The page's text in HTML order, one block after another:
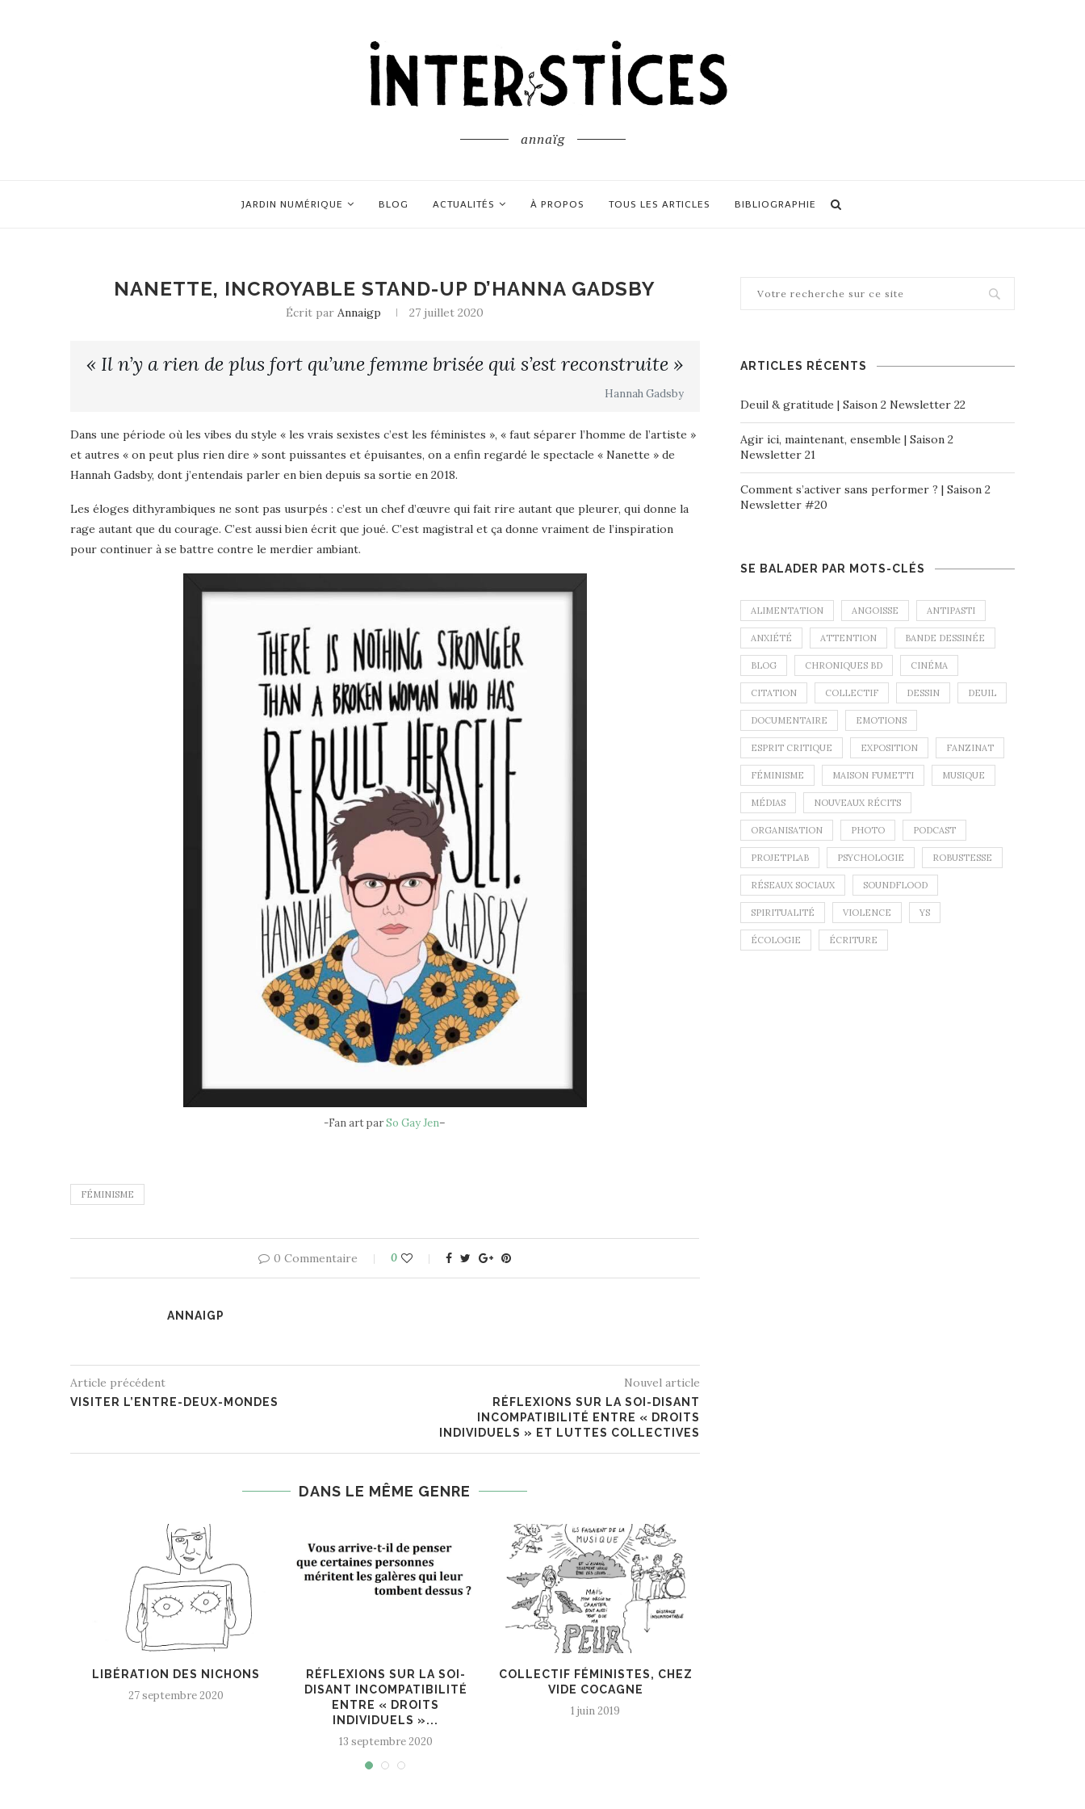
annaïg
JARDIN NUMÉRIQUE BLOG ACTUALITÉS À PROPOS TOUS LES ARTICLES BIBLIOGRAPHIE
NANETTE, INCROYABLE STAND-UP D’HANNA GADSBY
Écrit parAnnaigp 27 juillet 2020
« Il n’y a rien de plus fort qu’une femme brisée qui s’est reconstruite »
Hannah Gadsby
Dans une période où les vibes du style « les vrais sexistes c’est les féministes », « faut séparer l’homme de l’artiste »
et autres « on peut plus rien dire » sont puissantes et épuisantes, on a enfin regardé le spectacle « Nanette » de
Hannah Gadsby, dont j’entendais parler en bien depuis sa sortie en 2018.
Les éloges dithyrambiques ne sont pas usurpés : c’est un chef d’œuvre qui fait rire autant que pleurer, qui donne la
rage autant que du courage. C’est aussi bien écrit que joué. C’est magistral et ça donne vraiment de l’inspiration
pour continuer à se battre contre le merdier ambiant.
-Fan art parSo Gay Jen–
FÉMINISME
0 Commentaire 0
ANNAIGP
Article précédent
VISITER L’ENTRE-DEUX-MONDES
Nouvel article
RÉFLEXIONS SUR LA SOI-DISANT
INCOMPATIBILITÉ ENTRE « DROITS
INDIVIDUELS » ET LUTTES COLLECTIVES
DANS LE MÊME GENRE
LIBÉRATION DES NICHONS
27 septembre 2020
RÉFLEXIONS SUR LA SOI-
DISANT INCOMPATIBILITÉ
ENTRE « DROITS
INDIVIDUELS »...
13 septembre 2020
COLLECTIF FÉMINISTES, CHEZ
VIDE COCAGNE
EXPOSITION // UNE BD, SI JE
ARTICLES RÉCENTS
Deuil & gratitude | Saison 2 Newsletter 22
Agir ici, maintenant, ensemble | Saison 2
Newsletter 21
Comment s’activer sans performer ? | Saison 2
Newsletter #20
SE BALADER PAR MOTS-CLÉS
ALIMENTATION ANGOISSE ANTIPASTI
ANXIÉTÉ ATTENTION BANDE DESSINÉE
BLOG CHRONIQUES BD CINÉMA
CITATION COLLECTIF DESSIN DEUIL
DOCUMENTAIRE EMOTIONS
ESPRIT CRITIQUE EXPOSITION FANZINAT
FÉMINISME MAISON FUMETTI MUSIQUE
MÉDIAS NOUVEAUX RÉCITS
ORGANISATION PHOTO PODCAST
PROJETPLAB PSYCHOLOGIE ROBUSTESSE
RÉSEAUX SOCIAUX SOUNDFLOOD
SPIRITUALITÉ VIOLENCE YS
ÉCOLOGIE ÉCRITURE